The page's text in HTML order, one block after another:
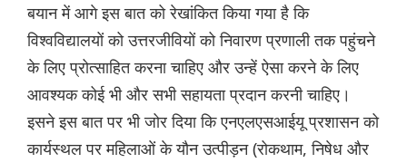
बयान में आगे इस बात को रेखांकित किया गया है कि
विश्वविद्यालयों को उत्तरजीवियों को निवारण प्रणाली तक पहुंचने
के लिए प्रोत्साहित करना चाहिए और उन्हें ऐसा करने के लिए
आवश्यक कोई भी और सभी सहायता प्रदान करनी चाहिए।
इसने इस बात पर भी जोर दिया कि एनएलएसआईयू प्रशासन को
कार्यस्थल पर महिलाओं के यौन उत्पीड़न (रोकथाम, निषेध और